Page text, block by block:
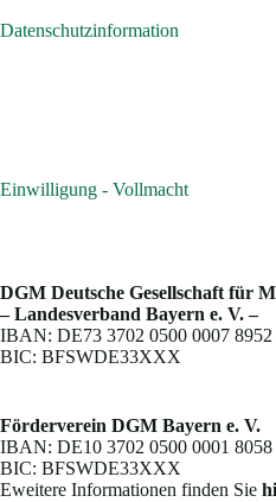
Datenschutzinformation
Einwilligung - Vollmacht
DGM Deutsche Gesellschaft für
– Landesverband Bayern e. V. –
IBAN: DE73 3702 0500 0007 8952
BIC: BFSWDE33XXX
Förderverein DGM Bayern e. V.
IBAN: DE10 3702 0500 0001 8058
BIC: BFSWDE33XXX
Eweitere Informationen finden Sie